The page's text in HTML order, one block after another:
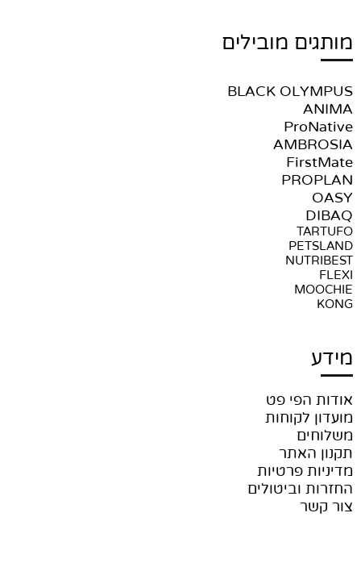
מותגים מובילים
BLACK OLYMPUS
ANIMA
ProNative
AMBROSIA
FirstMate
PROPLAN
OASY
DIBAQ
TARTUFO
PETSLAND
NUTRIBEST
FLEXI
MOOCHIE
KONG
מידע
אודות הפי פט
מועדון לקוחות
משלוחים
תקנון האתר
מדיניות פרטיות
החזרות וביטולים
צור קשר